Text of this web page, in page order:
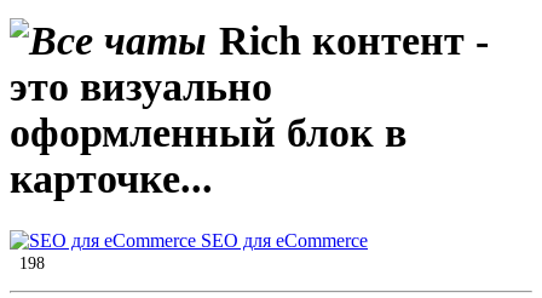
Rich контент -
это визуально
оформленный блок в
карточке...
SEO для eCommerce
198